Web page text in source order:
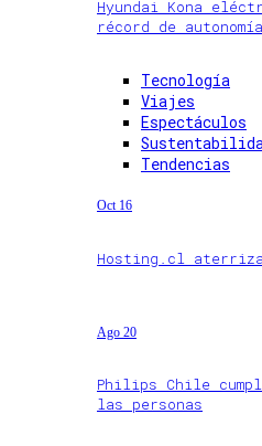
Hyundai Kona
récord de autonomía
Tecnología
Viajes
Espectáculos
Tendencias
Oct 16
Hosting.cl aterriza
Ago 20
Philips Chile
las personas